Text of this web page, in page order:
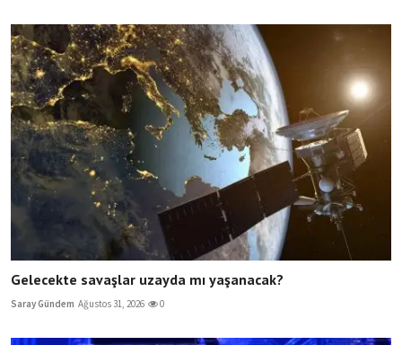
Gelecekte savaşlar uzayda mı yaşanacak?
Saray Gündem Ağustos 31, 2026 0